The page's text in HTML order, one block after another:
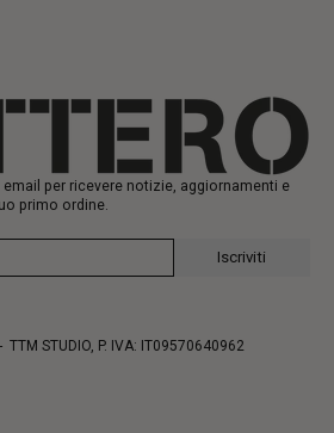
per ricevere notizie, aggiornamenti e
primo ordine.
Iscriviti
STUDIO, P. IVA: IT09570640962